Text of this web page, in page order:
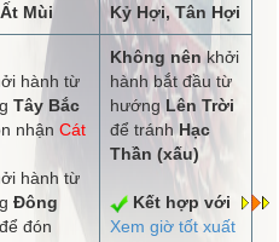
Mùi
Kỷ Hợi, Tân Hợi
hành từ
Tây Bắc
nhận Cát
hành từ
Đông
đón
Không nên khởi
hành bắt đầu từ
hướng Lên Trời
để tránh Hạc
Thần (xấu)
Kết hợp với
Xem giờ tốt xuất